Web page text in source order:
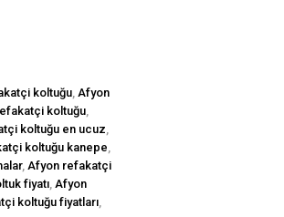
koltuğu, Afyon
koltuğu,
koltuğu en ucuz,
koltuğu kanepe,
, Afyon refakatçi
fiyatı, Afyon
koltuğu fiyatları,